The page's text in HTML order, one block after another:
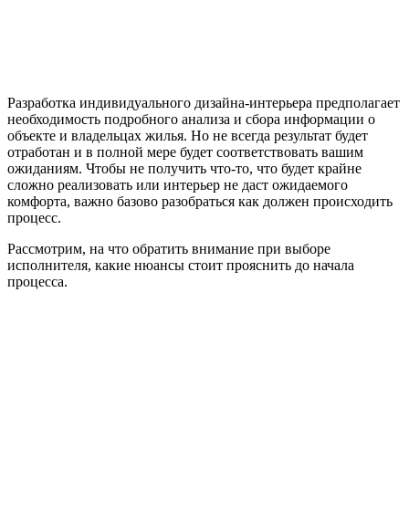
Разработка индивидуального дизайна-интерьера предполагает
необходимость подробного анализа и сбора информации о
объекте и владельцах жилья. Но не всегда результат будет
отработан и в полной мере будет соответствовать вашим
ожиданиям. Чтобы не получить что-то, что будет крайне
сложно реализовать или интерьер не даст ожидаемого
комфорта, важно базово разобраться как должен происходить
процесс.
Рассмотрим, на что обратить внимание при выборе
исполнителя, какие нюансы стоит прояснить до начала
процесса.